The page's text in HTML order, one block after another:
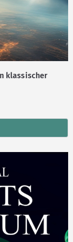
klassischer